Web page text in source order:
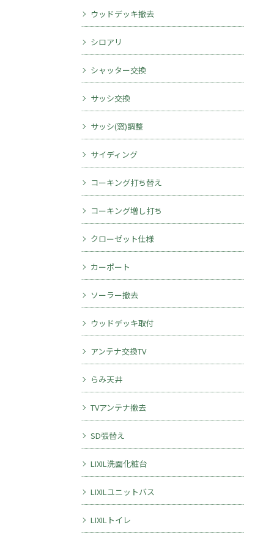
ウッドデッキ撤去
シロアリ
シャッター交換
サッシ交換
サッシ(窓)調整
サイディング
コーキング打ち替え
コーキング増し打ち
クローゼット仕様
カーポート
ソーラー撤去
ウッドデッキ取付
アンテナ交換TV
らみ天井
TVアンテナ撤去
SD張替え
LIXIL洗面化粧台
LIXILユニットバス
LIXILトイレ